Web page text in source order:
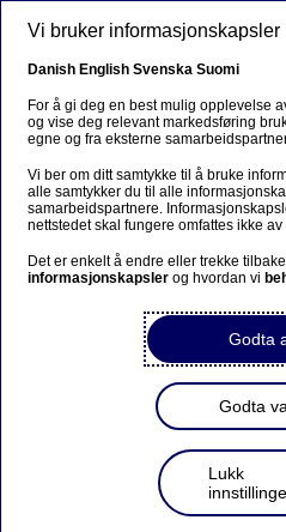
«Litt hjelp kan
Nordea-
frivillige
05-12-
Stadig flere medarbeidere
gjennom frivillig arbeid. I
kollegaer i et av Nordeas
samfunnsengasjement,
å hjelpe flyktninger. De
arbeidet er givende – og
Vi bruker informasjonskapsler
Danish English Svenska Suomi
For å gi deg en best mulig opplevelse
og vise deg relevant markedsføring
egne og fra eksterne
Vi ber om ditt samtykke til å bruke
alle samtykker du til alle
samarbeidspartnere.
nettstedet skal fungere omfattes ikke av
Det er enkelt å endre eller trekke
informasjonskapsler og hvordan vi
Godta
Godta
Lukk